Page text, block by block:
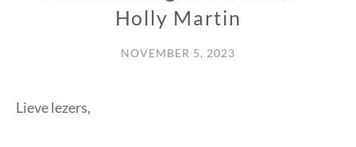
Holly Martin
NOVEMBER 5, 2023
Lieve lezers,